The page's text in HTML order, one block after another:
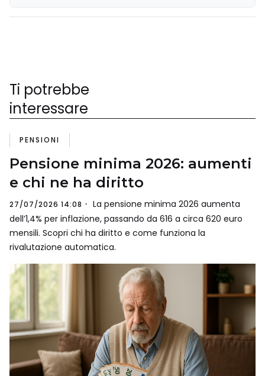
Ti potrebbe
interessare
PENSIONI
Pensione minima 2026: aumenti
e chi ne ha diritto
27/07/2026 14:08
La pensione minima 2026 aumenta
dell’1,4% per inflazione, passando da 616 a circa 620 euro
mensili. Scopri chi ha diritto e come funziona la
rivalutazione automatica.